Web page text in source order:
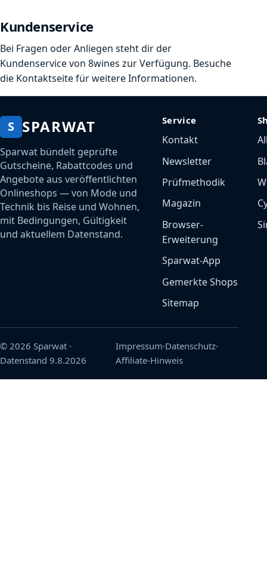
Kundenservice
Bei Fragen oder Anliegen steht dir der
Kundenservice von 8wines zur Verfügung. Besuche
die Kontaktseite für weitere Informationen.
S SPARWAT
Sparwat bündelt geprüfte
Gutscheine, Rabattcodes und
Angebote aus veröffentlichten
Onlineshops — von Mode und
Technik bis Reise und Wohnen,
mit Bedingungen, Gültigkeit
und aktuellem Datenstand.
Service
Kontakt
Newsletter
Prüfmethodik
Magazin
Browser-
Erweiterung
Sparwat-App
Gemerkte Shops
Sitemap
© 2026 Sparwat ·
Datenstand 9.8.2026
Impressum·Datenschutz·
Affiliate-Hinweis